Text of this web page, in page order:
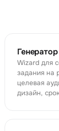
Wizard для
задания на
целевая
дизайн,